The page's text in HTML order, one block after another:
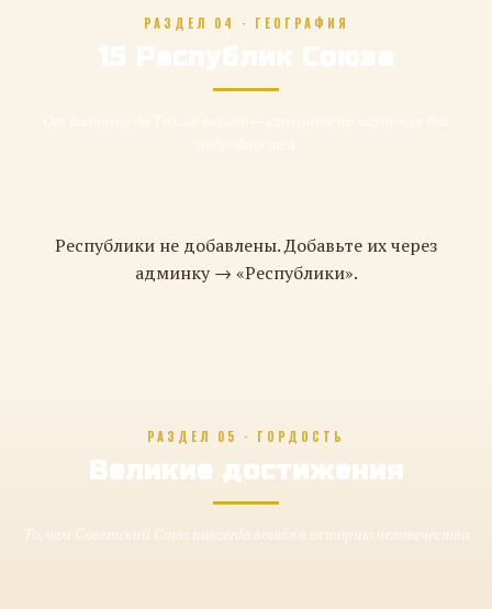
РАЗДЕЛ 04 · ГЕОГРАФИЯ
15 Республик Союза
Республики не добавлены. Добавьте их через
админку → «Республики».
РАЗДЕЛ 05 · ГОРДОСТЬ
Великие достижения
То, чем Советский Союз навсегда вошёл в историю человечества